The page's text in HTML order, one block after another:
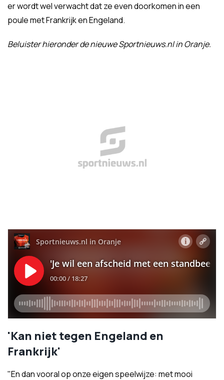
er wordt wel verwacht dat ze even doorkomen in een
poule met Frankrijk en Engeland.
Beluister hieronder de nieuwe Sportnieuws.nl in Oranje.
'Kan niet tegen Engeland en
Frankrijk'
"En dan vooral op onze eigen speelwijze: met mooi